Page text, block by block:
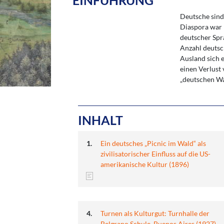
Deutsche
Diaspora
deutscher
Anzahl
Ausland sich
einen Verlust
„deutschen
INHALT
Ein deutsches „Picnic im Wald“ als
zivilisatorischer Einfluss auf die US-
amerikanische Kultur (1896)
Turnen als Kulturgut: Turnhalle der